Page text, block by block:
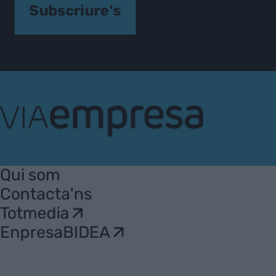
Subscriure's
Empresa
Qui som
Contacta'ns
Totmedia
EnpresaBIDEA